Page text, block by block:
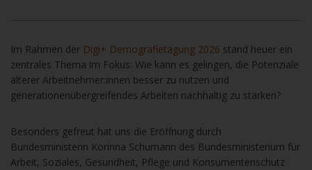
Im Rahmen der Digi+ Demografietagung 2026 stand heuer ein
zentrales Thema im Fokus: Wie kann es gelingen, die Potenziale
älterer Arbeitnehmer:innen besser zu nutzen und
generationenübergreifendes Arbeiten nachhaltig zu stärken?
Besonders gefreut hat uns die Eröffnung durch
Bundesministerin Korinna Schumann des Bundesministerium für
Arbeit, Soziales, Gesundheit, Pflege und Konsumentenschutz